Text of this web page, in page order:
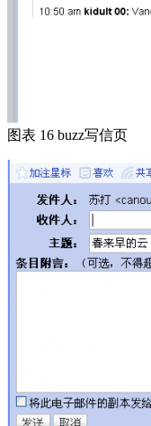
图表 16 buzz写信页